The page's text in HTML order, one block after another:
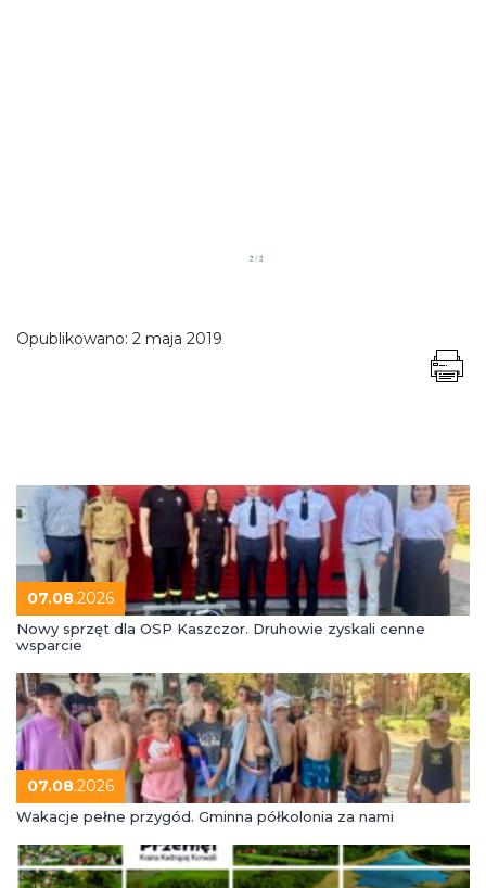
Opublikowano: 2 maja 2019
07.08.2026
Nowy sprzęt dla OSP Kaszczor. Druhowie zyskali cenne
wsparcie
07.08.2026
Wakacje pełne przygód. Gminna półkolonia za nami